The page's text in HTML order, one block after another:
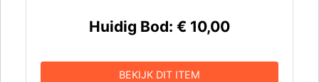
Huidig Bod: € 10,00
BEKIJK DIT ITEM